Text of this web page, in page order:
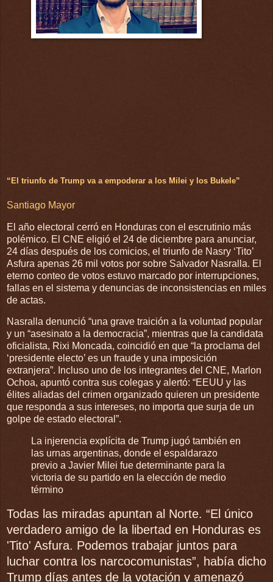
“El triunfo de Trump va a empoderar a los Milei y los Bukele”
Santiago Mayor
El año electoral cerró en Honduras con el escrutinio más
polémico. El CNE eligió el 24 de diciembre para anunciar,
24 días después de los comicios, el triunfo de Nasry ‘Tito’
Asfura apenas 26 mil votos por sobre Salvador Nasralla. El
eterno conteo de votos estuvo marcado por interrupciones,
fallas en el sistema y denuncias de inconsistencias en miles
de actas.
Nasralla denunció “una grave traición a la voluntad popular
y un “asesinato a la democracia”, mientras que la candidata
oficialista, Rixi Moncada, coincidió en que “la proclama del
‘presidente electo’ es un fraude y una imposición
extranjera”. Incluso uno de los integrantes del CNE, Marlon
Ochoa, apuntó contra sus colegas y alertó: “EEUU y las
élites aliadas del crimen organizado quieren un presidente
que responda a sus intereses, no importa que surja de un
golpe de estado electoral”.
La injerencia explícita de Trump jugó también en
las urnas argentinas, donde el espaldarazo
previo a Javier Milei fue determinante para la
victoria de su partido en la elección de medio
término
Todas las miradas apuntan al Norte. “El único
verdadero amigo de la libertad en Honduras es
'Tito' Asfura. Podemos trabajar juntos para
luchar contra los narcocomunistas”, había dicho
Trump días antes de la votación y amenazó